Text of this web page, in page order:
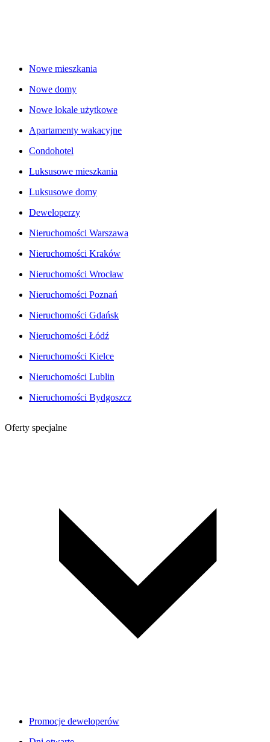
Nowe mieszkania
Nowe domy
Nowe lokale użytkowe
Apartamenty wakacyjne
Condohotel
Luksusowe mieszkania
Luksusowe domy
Deweloperzy
Nieruchomości Warszawa
Nieruchomości Kraków
Nieruchomości Wrocław
Nieruchomości Poznań
Nieruchomości Gdańsk
Nieruchomości Łódź
Nieruchomości Kielce
Nieruchomości Lublin
Nieruchomości Bydgoszcz
Oferty specjalne
Promocje deweloperów